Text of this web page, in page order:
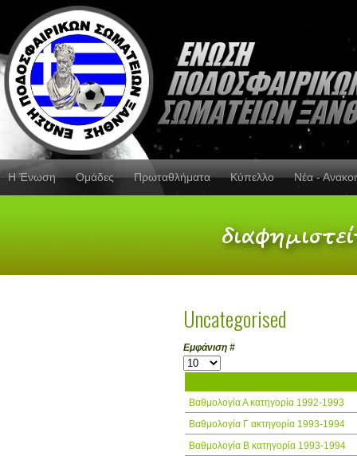
Η Ένωση Ομάδες Πρωταθλήματα Κύπελλο Νέα -
Uncategorised
Εμφάνιση #
Βαθμολογία Α κατηγορία 1992-1993
Βαθμολογία Γ ακτηγορία 1993-1994
Βαθμολογία Β κατηγορία 1993-1994